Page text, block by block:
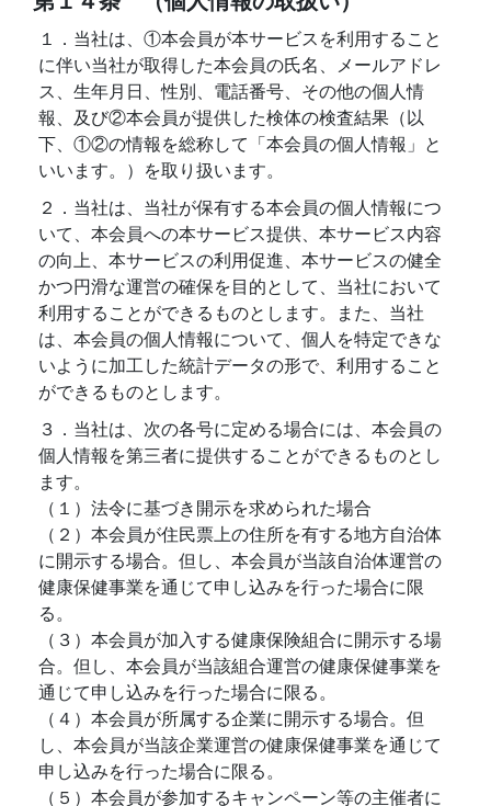
１．当社は、①本会員が本サービスを利用すること
に伴い当社が取得した本会員の氏名、メールアドレ
ス、生年月日、性別、電話番号、その他の個人情
報、及び②本会員が提供した検体の検査結果（以
下、①②の情報を総称して「本会員の個人情報」と
いいます。）を取り扱います。
２．当社は、当社が保有する本会員の個人情報につ
いて、本会員への本サービス提供、本サービス内容
の向上、本サービスの利用促進、本サービスの健全
かつ円滑な運営の確保を目的として、当社において
利用することができるものとします。また、当社
は、本会員の個人情報について、個人を特定できな
いように加工した統計データの形で、利用すること
ができるものとします。
３．当社は、次の各号に定める場合には、本会員の
個人情報を第三者に提供することができるものとし
ます。
（１）法令に基づき開示を求められた場合
（２）本会員が住民票上の住所を有する地方自治体
に開示する場合。但し、本会員が当該自治体運営の
健康保健事業を通じて申し込みを行った場合に限
る。
（３）本会員が加入する健康保険組合に開示する場
合。但し、本会員が当該組合運営の健康保健事業を
通じて申し込みを行った場合に限る。
（４）本会員が所属する企業に開示する場合。但
し、本会員が当該企業運営の健康保健事業を通じて
申し込みを行った場合に限る。
（５）本会員が参加するキャンペーン等の主催者に